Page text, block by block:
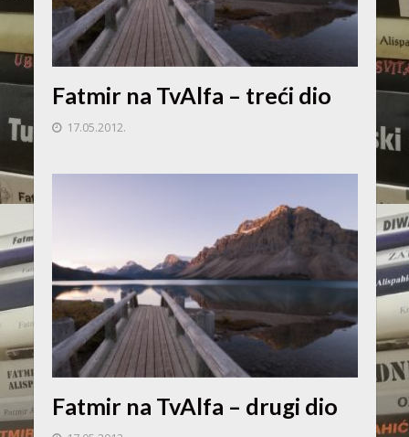
Fatmir na TvAlfa – treći dio
17.05.2012.
Fatmir na TvAlfa – drugi dio